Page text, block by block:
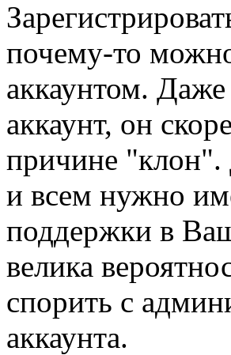
почему-то
аккаунтом.
аккаунт, он
причине "клон".
и всем нужно
поддержки в
велика
спорить с
аккаунта.